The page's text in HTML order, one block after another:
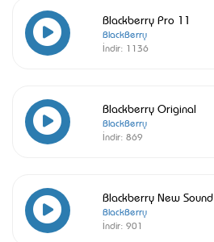
Blackberry Pro 11
BlackBerry
İndir: 1136
Blackberry Original
BlackBerry
İndir: 869
Blackberry New Sound
BlackBerry
İndir: 901